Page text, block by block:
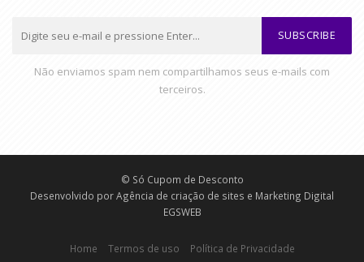
SUBSCRIBE
Não enviamos spam nem compartilhamos seus e-mails com
terceiros.
© Só Cupom de Desconto
Desenvolvido porAgência de criação de sites e Marketing Digital
EGSWEB
Home Termos de uso Política de Privacidade